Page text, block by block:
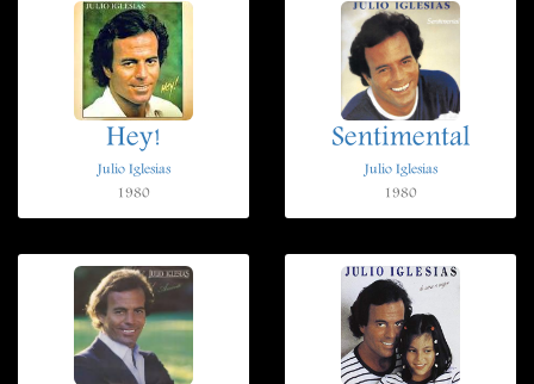
Hey!
Julio Iglesias
1980
Sentimental
Julio Iglesias
1980